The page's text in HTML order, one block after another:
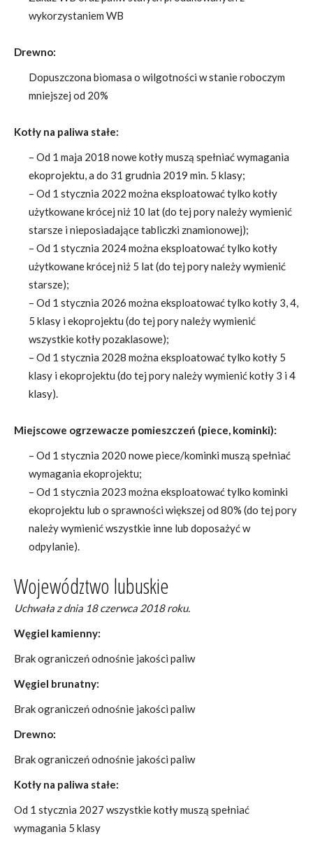
wykorzystaniem WB
Drewno:
Dopuszczona biomasa o wilgotności w stanie roboczym
mniejszej od 20%
Kotły na paliwa stałe:
– Od 1 maja 2018 nowe kotły muszą spełniać wymagania
ekoprojektu, a do 31 grudnia 2019 min. 5 klasy;
– Od 1 stycznia 2022 można eksploatować tylko kotły
użytkowane krócej niż 10 lat (do tej pory należy wymienić
starsze i nieposiadające tabliczki znamionowej);
– Od 1 stycznia 2024 można eksploatować tylko kotły
użytkowane krócej niż 5 lat (do tej pory należy wymienić
starsze);
– Od 1 stycznia 2026 można eksploatować tylko kotły 3, 4,
5 klasy i ekoprojektu (do tej pory należy wymienić
wszystkie kotły pozaklasowe);
– Od 1 stycznia 2028 można eksploatować tylko kotły 5
klasy i ekoprojektu (do tej pory należy wymienić kotły 3 i 4
klasy).
Miejscowe ogrzewacze pomieszczeń (piece, kominki):
– Od 1 stycznia 2020 nowe piece/kominki muszą spełniać
wymagania ekoprojektu;
– Od 1 stycznia 2023 można eksploatować tylko kominki
ekoprojektu lub o sprawności większej od 80% (do tej pory
należy wymienić wszystkie inne lub doposażyć w
odpylanie).
Województwo lubuskie
Uchwała z dnia 18 czerwca 2018 roku.
Węgiel kamienny:
Brak ograniczeń odnośnie jakości paliw
Węgiel brunatny:
Brak ograniczeń odnośnie jakości paliw
Drewno:
Brak ograniczeń odnośnie jakości paliw
Kotły na paliwa stałe:
Od 1 stycznia 2027 wszystkie kotły muszą spełniać
wymagania 5 klasy